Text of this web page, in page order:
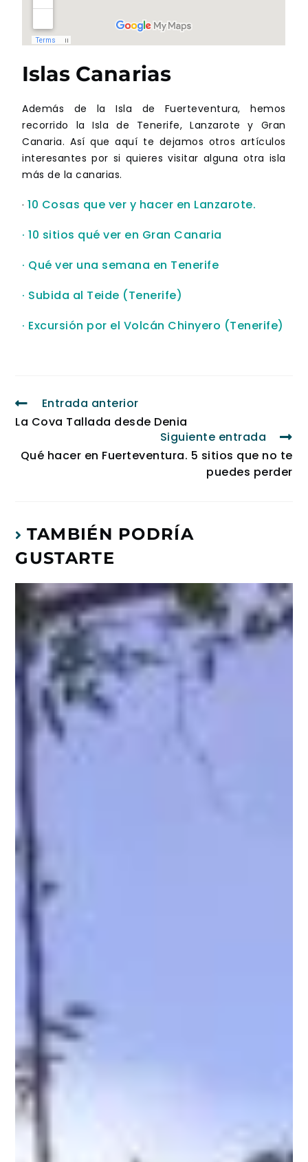
Islas Canarias
Además de la Isla de Fuerteventura, hemos
recorrido la Isla de Tenerife, Lanzarote y Gran
Canaria. Así que aquí te dejamos otros artículos
interesantes por si quieres visitar alguna otra isla
más de la canarias.
· 10 Cosas que ver y hacer en Lanzarote.
· 10 sitios qué ver en Gran Canaria
· Qué ver una semana en Tenerife
· Subida al Teide (Tenerife)
· Excursión por el Volcán Chinyero (Tenerife)
Entrada anterior
La Cova Tallada desde Denia
Siguiente entrada
Qué hacer en Fuerteventura. 5 sitios que no te
puedes perder
TAMBIÉN PODRÍA
GUSTARTE